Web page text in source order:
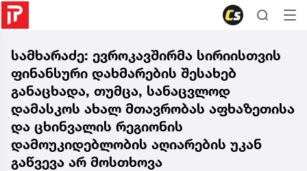
სამხარაძე: ევროკავშირმა სირიისთვის
ფინანსური დახმარების შესახებ
განაცხადა, თუმცა, სანაცვლოდ
დამასკოს ახალ მთავრობას აფხაზეთისა
და ცხინვალის რეგიონის
დამოუკიდებლობის აღიარების უკან
გაწვევა არ მოსთხოვა